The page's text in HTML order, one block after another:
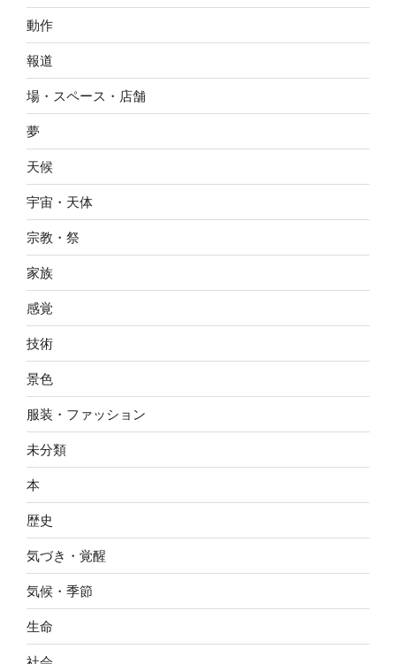
動作
報道
場・スペース・店舗
夢
天候
宇宙・天体
宗教・祭
家族
感覚
技術
景色
服装・ファッション
未分類
本
歴史
気づき・覚醒
気候・季節
生命